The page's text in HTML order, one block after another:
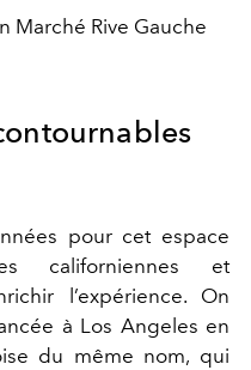
Marché Rive Gauche
pour cet espace
californiennes et
l’expérience. On
à Los Angeles en
du même nom, qui